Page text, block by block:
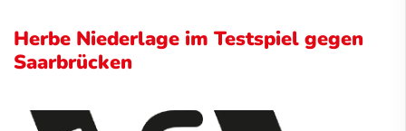
Herbe Niederlage im Testspiel gegen
Saarbrücken